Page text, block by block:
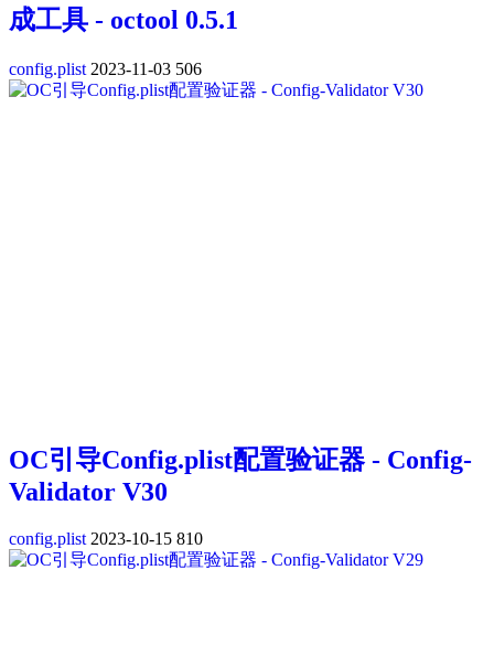
成工具 - octool 0.5.1
config.plist 2023-11-03 506
OC引导Config.plist配置验证器 - Config-
Validator V30
config.plist 2023-10-15 810